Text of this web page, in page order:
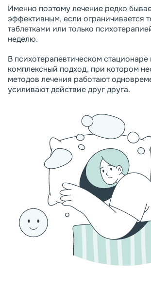
Именно поэтому лечение редко
эффективным, если ограничивается
таблетками или только
неделю.
В психотерапевтическом
комплексный подход, при котором
методов лечения работают
усиливают действие друг друга.